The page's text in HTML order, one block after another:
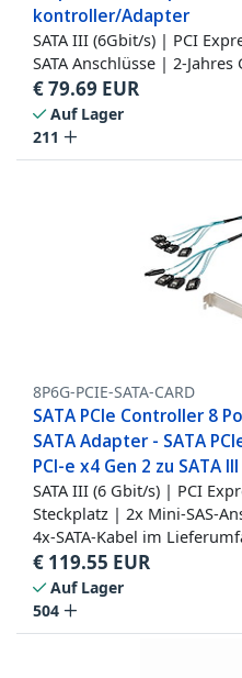
kontroller/Adapter
SATA III (6Gbit/s) | PCI
SATA Anschlüsse | 2-Jahres
€79.69 EUR
Auf Lager
211
8P6G-PCIE-SATA-CARD
SATA PCIe Controller 8
SATA Adapter - SATA
PCI-e x4 Gen 2 zu SATA
SATA III (6 Gbit/s) | PCI
Steckplatz | 2x Mini-SAS-
4x-SATA-Kabel im
€ 119.55 EUR
Auf Lager
504